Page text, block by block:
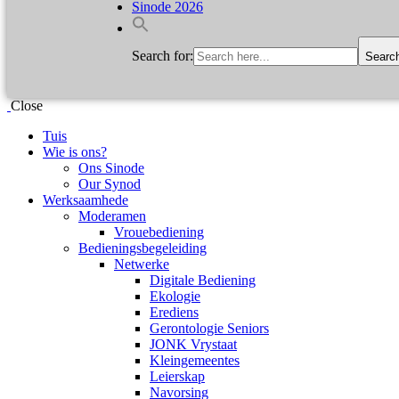
Sinode 2026
Search for:
Close
Tuis
Wie is ons?
Ons Sinode
Our Synod
Werksaamhede
Moderamen
Vrouebediening
Bedieningsbegeleiding
Netwerke
Digitale Bediening
Ekologie
Erediens
Gerontologie Seniors
JONK Vrystaat
Kleingemeentes
Leierskap
Navorsing